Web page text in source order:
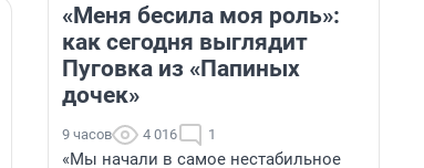
«Меня бесила моя роль»:
как сегодня выглядит
Пуговка из «Папиных
дочек»
9 часов 4 016 1
«Мы начали в самое нестабильное